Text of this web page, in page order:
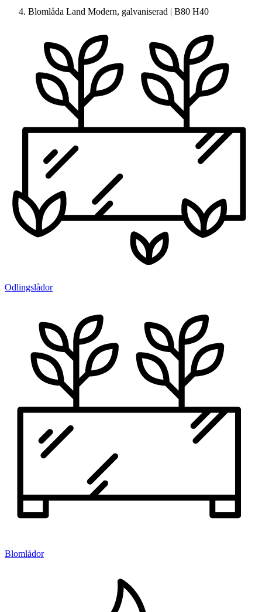
Blomlåda Land Modern, galvaniserad | B80 H40
Odlingslådor
Blomlådor